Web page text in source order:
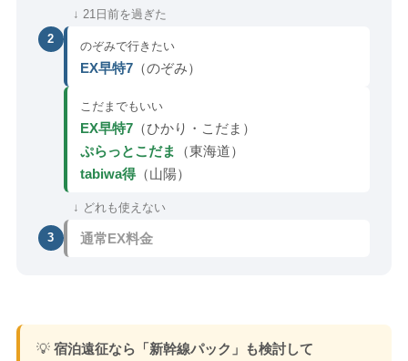
↓ 21日前を過ぎた
2
のぞみで行きたい
EX早特7（のぞみ）
こだまでもいい
EX早特7（ひかり・こだま）
ぷらっとこだま
（東海道）
tabiwa得（山陽）
↓ どれも使えない
3 通常EX料金
💡 宿泊遠征なら「新幹線パック」も検討して